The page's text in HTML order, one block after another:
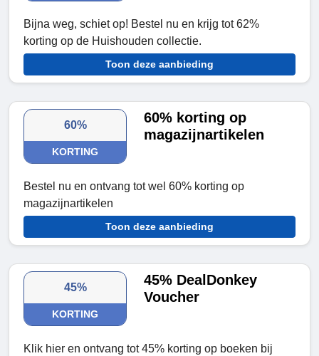
Bijna weg, schiet op! Bestel nu en krijg tot 62%
korting op de Huishouden collectie.
Toon deze aanbieding
60%
KORTING
60% korting op
magazijnartikelen
Bestel nu en ontvang tot wel 60% korting op
magazijnartikelen
Toon deze aanbieding
45%
KORTING
45% DealDonkey
Voucher
Klik hier en ontvang tot 45% korting op boeken bij